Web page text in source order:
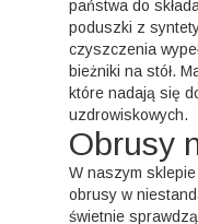
państwa do
poduszki z
czyszczenia
bieżniki na stół.
które nadają się
uzdrowiskowych.
Obrusy
W naszym
obrusy w
świetnie